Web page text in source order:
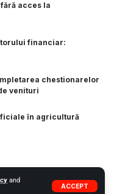
and
ACCEPT
acces la
financiar:
chestionarelor
venituri
în agricultură